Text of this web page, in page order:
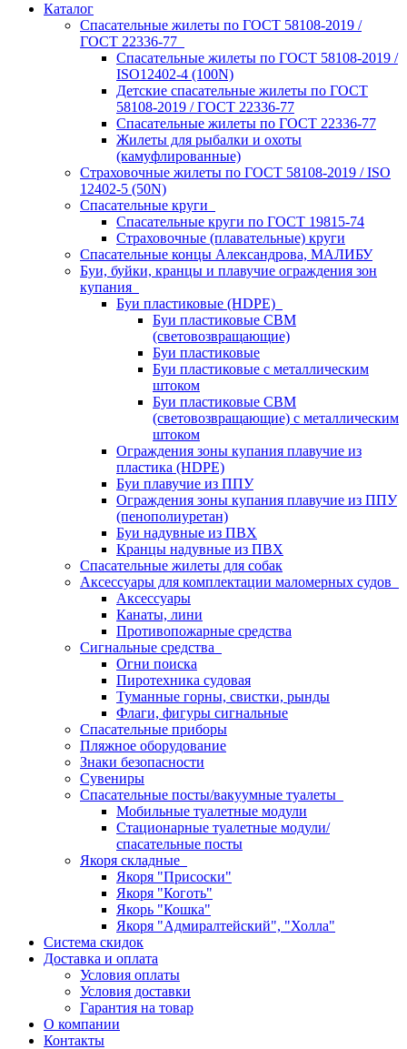
Каталог
Спасательные жилеты по ГОСТ 58108-2019 /
ГОСТ 22336-77
Спасательные жилеты по ГОСТ 58108-2019 /
ISO12402-4 (100N)
Детские спасательные жилеты по ГОСТ
58108-2019 / ГОСТ 22336-77
Спасательные жилеты по ГОСТ 22336-77
Жилеты для рыбалки и охоты
(камуфлированные)
Страховочные жилеты по ГОСТ 58108-2019 / ISO
12402-5 (50N)
Спасательные круги
Спасательные круги по ГОСТ 19815-74
Страховочные (плавательные) круги
Спасательные концы Александрова, МАЛИБУ
Буи, буйки, кранцы и плавучие ограждения зон
купания
Буи пластиковые (HDPE)
Буи пластиковые СВМ
(световозвращающие)
Буи пластиковые
Буи пластиковые с металлическим
штоком
Буи пластиковые СВМ
(световозвращающие) с металлическим
штоком
Ограждения зоны купания плавучие из
пластика (HDPE)
Буи плавучие из ППУ
Ограждения зоны купания плавучие из ППУ
(пенополиуретан)
Буи надувные из ПВХ
Кранцы надувные из ПВХ
Спасательные жилеты для собак
Аксессуары для комплектации маломерных судов
Аксессуары
Канаты, лини
Противопожарные средства
Сигнальные средства
Огни поиска
Пиротехника судовая
Туманные горны, свистки, рынды
Флаги, фигуры сигнальные
Спасательные приборы
Пляжное оборудование
Знаки безопасности
Сувениры
Спасательные посты/вакуумные туалеты
Мобильные туалетные модули
Стационарные туалетные модули/
спасательные посты
Якоря складные
Якоря "Присоски"
Якоря "Коготь"
Якорь "Кошка"
Якоря "Адмиралтейский", "Холла"
Система скидок
Доставка и оплата
Условия оплаты
Условия доставки
Гарантия на товар
О компании
Контакты